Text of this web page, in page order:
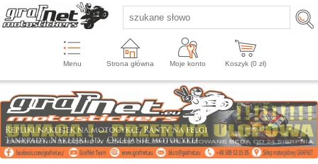
Menu Strona główna Moje konto Koszyk (0 zł)